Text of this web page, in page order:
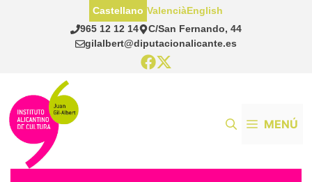
965 12 12 14
C/San Fernando, 44
gilalbert@diputacionalicante.es
Castellano ValenciàEnglish
MENÚ